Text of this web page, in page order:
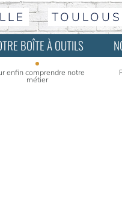
BOÎTE À OUTILS
enfin comprendre notre
métier